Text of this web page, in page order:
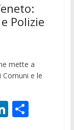
Polizie
mette a
e le
Li C